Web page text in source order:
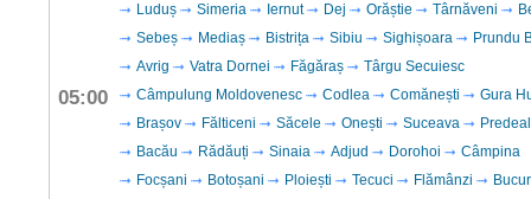
05:00
Luduș
Simeria Iernut Dej Orăștie Târnăveni
Sebeș
Mediaș Bistrița Sibiu Sighișoara
Prundu
Avrig
Vatra Dornei Făgăraș
Târgu Secuiesc
Câmpulung Moldovenesc
Codlea Comănești
Gura
Brașov
Fălticeni Săcele Onești Suceava
Predeal
Bacău
Rădăuți Sinaia Adjud Dorohoi
Câmpina
Focșani
Botoșani Ploiești Tecuci Flămânzi